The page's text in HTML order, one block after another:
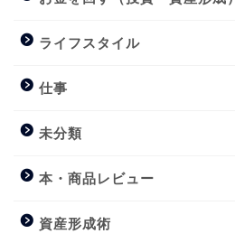
ライフスタイル
仕事
未分類
本・商品レビュー
資産形成術